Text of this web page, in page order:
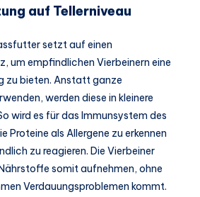
auf Tellerniveau
setzt auf einen
um empfindlichen Vierbeinern eine
zu bieten. Anstatt ganze
werden diese in kleinere
wird es für das Immunsystem des
Proteine als Allergene zu erkennen
zu reagieren. Die Vierbeiner
somit aufnehmen, ohne
Verdauungsproblemen kommt.